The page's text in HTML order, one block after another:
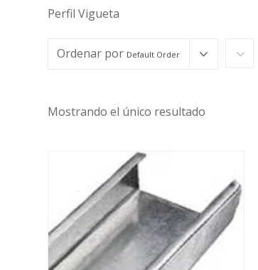
Perfil Vigueta
Ordenar por Default Order
Mostrando el único resultado